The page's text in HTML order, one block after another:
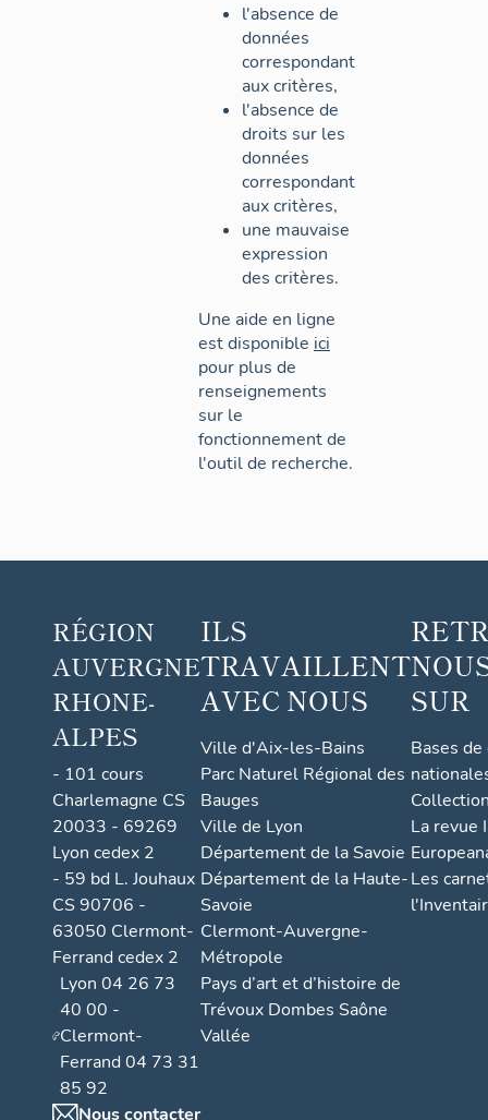
l'absence de
données
correspondant
aux critères,
l'absence de
droits sur les
données
correspondant
aux critères,
une mauvaise
expression
des critères.
Une aide en ligne
est disponible ici
pour plus de
renseignements
sur le
fonctionnement de
l'outil de recherche.
RÉGION
AUVERGNE
RHONE-
ALPES
- 101 cours
Charlemagne CS
20033 - 69269
Lyon cedex 2
- 59 bd L. Jouhaux
CS 90706 -
63050 Clermont-
Ferrand cedex 2
Lyon 04 26 73
40 00 -
Clermont-
Ferrand 04 73 31
85 92
Nous contacter
ILS
TRAVAILLENT
AVEC NOUS
Ville d'Aix-les-Bains
Parc Naturel Régional des
Bauges
Ville de Lyon
Département de la Savoie
Département de la Haute-
Savoie
Clermont-Auvergne-
Métropole
Pays d’art et d’histoire de
Trévoux Dombes Saône
Vallée
SUR
Bases
La revue
Les